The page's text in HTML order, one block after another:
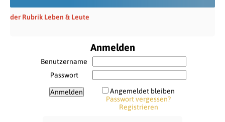
der Rubrik Leben & Leute
Anmelden
Benutzername
Passwort
Angemeldet bleiben
Passwort vergessen?
Registrieren